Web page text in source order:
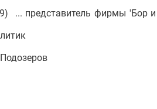
... представитель фирмы